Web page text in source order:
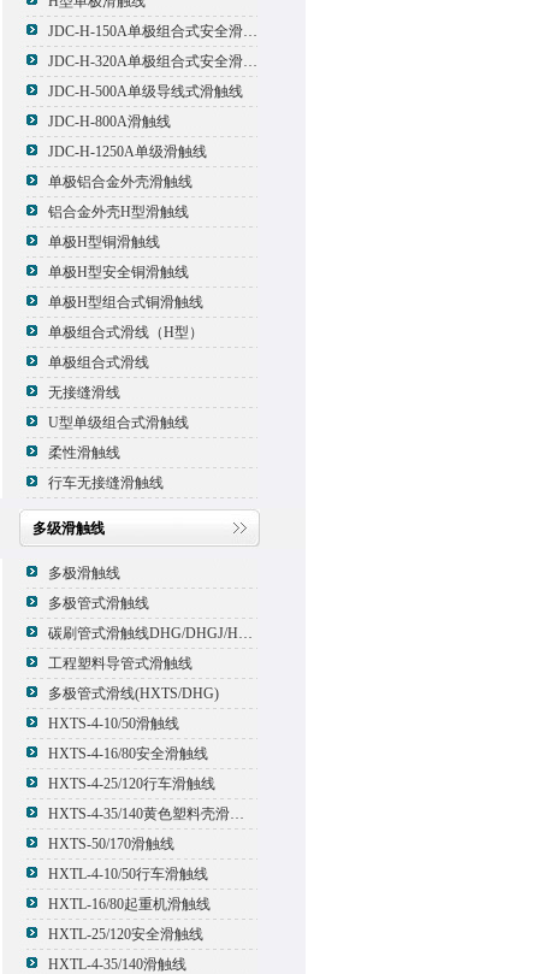
JDC-H-150A单极组合式安全滑触线
JDC-H-320A单极组合式安全滑触线
JDC-H-500A单级导线式滑触线
JDC-H-800A滑触线
JDC-H-1250A单级滑触线
单极铝合金外壳滑触线
铝合金外壳H型滑触线
单极H型铜滑触线
单极H型安全铜滑触线
单极H型组合式铜滑触线
单极组合式滑线（H型）
单极组合式滑线
无接缝滑线
U型单级组合式滑触线
柔性滑触线
行车无接缝滑触线
多级滑触线
多极滑触线
多极管式滑触线
碳刷管式滑触线DHG/DHGJ/HXTL/HXTS-4
工程塑料导管式滑触线
多极管式滑线(HXTS/DHG)
HXTS-4-10/50滑触线
HXTS-4-16/80安全滑触线
HXTS-4-25/120行车滑触线
HXTS-4-35/140黄色塑料壳滑触线
HXTS-50/170滑触线
HXTL-4-10/50行车滑触线
HXTL-16/80起重机滑触线
HXTL-25/120安全滑触线
HXTL-4-35/140滑触线